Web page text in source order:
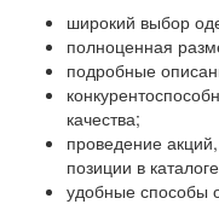
широкий выбор
полноценная
подробные
качества;
проведение
позиции в
удобные способы